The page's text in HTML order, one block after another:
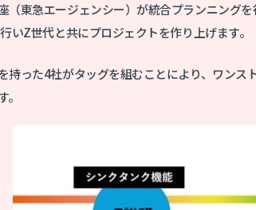
（東急エージェンシー）が統合プランニング
いZ世代と共にプロジェクトを作り上げます。
持った4社がタッグを組むことにより、ワン